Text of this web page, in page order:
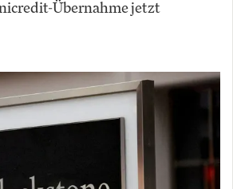
Übernahme jetzt